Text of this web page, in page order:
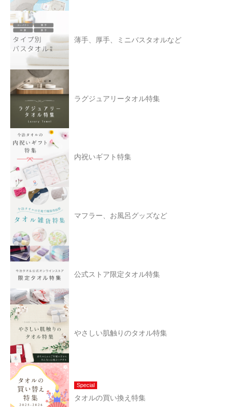
薄手、厚手、ミニバスタオルなど
ラグジュアリータオル特集
内祝いギフト特集
マフラー、お風呂グッズなど
公式ストア限定タオル特集
やさしい肌触りのタオル特集
Special
タオルの買い換え特集